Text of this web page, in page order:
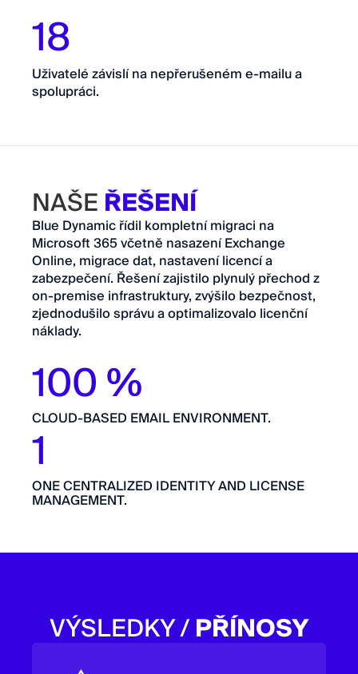
18
Uživatelé závislí na nepřerušeném e-mailu a
spolupráci.
NAŠEŘEŠENÍ
Blue Dynamic řídil kompletní migraci na
Microsoft 365 včetně nasazení Exchange
Online, migrace dat, nastavení licencí a
zabezpečení. Řešení zajistilo plynulý přechod z
on-premise infrastruktury, zvýšilo bezpečnost,
zjednodušilo správu a optimalizovalo licenční
náklady.
100 %
CLOUD-BASED EMAIL ENVIRONMENT.
1
ONE CENTRALIZED IDENTITY AND LICENSE
MANAGEMENT.
VÝSLEDKY /PŘÍNOSY